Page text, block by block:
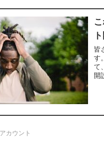
皆
す
て
開
カウント